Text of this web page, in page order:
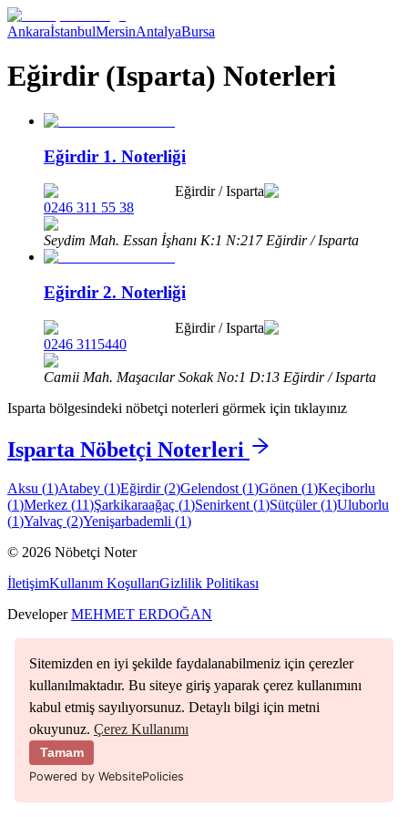
Sitemizden en iyi şekilde faydalanabilmeniz için çerezler
kullanılmaktadır. Bu siteye giriş yaparak çerez kullanımını
kabul etmiş sayılıyorsunuz. Detaylı bilgi için metni
okuyunuz. Çerez Kullanımı
Tamam
Powered by WebsitePolicies
AnkaraİstanbulMersinAntalyaBursa
Eğirdir (Isparta) Noterleri
Eğirdir 1. Noterliği
Eğirdir/Isparta
0246 311 55 38
Seydim Mah. Essan İşhanı K:1 N:217 Eğirdir / Isparta
Eğirdir 2. Noterliği
Eğirdir/Isparta
0246 3115440
Camii Mah. Maşacılar Sokak No:1 D:13 Eğirdir / Isparta
Isparta bölgesindeki nöbetçi noterleri görmek için tıklayınız
Isparta Nöbetçi Noterleri
Aksu (1)Atabey (1)Eğirdir(2)Gelendost (1)Gönen (1)Keçiborlu
(1)Merkez (11)Şarkikaraağaç (1)Senirkent (1)Sütçüler(1)Uluborlu
(1)Yalvaç (2)Yenişarbademli (1)
© 2026 Nöbetçi Noter
İletişimKullanım KoşullarıGizlilik Politikası
DeveloperMEHMET ERDOĞAN